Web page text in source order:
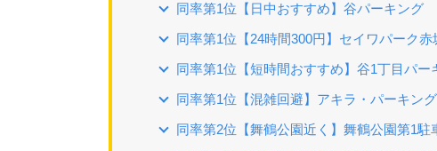
同率第1位【日中おすすめ】谷パーキング
同率第1位【24時間300円】セイワパーク赤
同率第1位【短時間おすすめ】谷1丁目パー
同率第1位【混雑回避】アキラ・パーキング
同率第2位【舞鶴公園近く】舞鶴公園第1駐